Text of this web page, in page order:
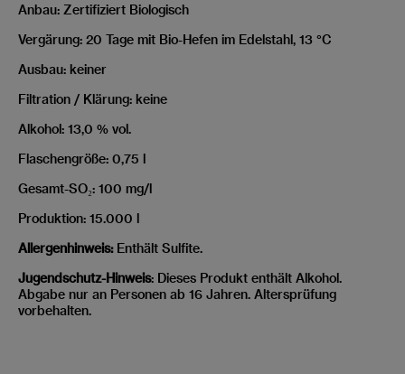
Anbau: Zertifiziert Biologisch
Vergärung: 20 Tage mit Bio-Hefen im Edelstahl, 13 °C
Ausbau: keiner
Filtration / Klärung: keine
Alkohol: 13,0 % vol.
Flaschengröße: 0,75 l
Gesamt-SO₂: 100 mg/l
Produktion: 15.000 l
Allergenhinweis:Enthält Sulfite.
Jugendschutz-Hinweis: Dieses Produkt enthält Alkohol.
Abgabe nur an Personen ab 16 Jahren. Altersprüfung
vorbehalten.